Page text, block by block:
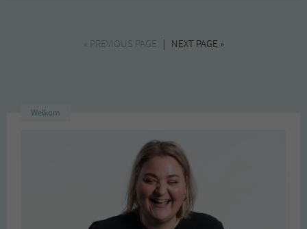
« PREVIOUS PAGE | NEXT PAGE »
Welkom